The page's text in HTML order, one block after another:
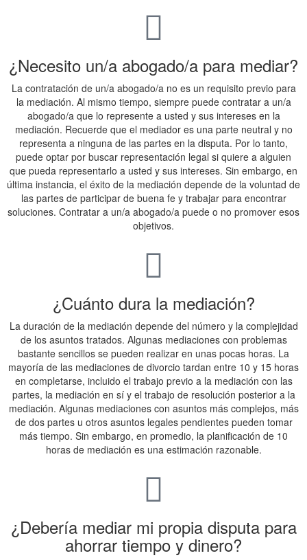
¿Necesito un/a abogado/a para mediar?
La contratación de un/a abogado/a no es un requisito previo para
la mediación. Al mismo tiempo, siempre puede contratar a un/a
abogado/a que lo represente a usted y sus intereses en la
mediación. Recuerde que el mediador es una parte neutral y no
representa a ninguna de las partes en la disputa. Por lo tanto,
puede optar por buscar representación legal si quiere a alguien
que pueda representarlo a usted y sus intereses. Sin embargo, en
última instancia, el éxito de la mediación depende de la voluntad de
las partes de participar de buena fe y trabajar para encontrar
soluciones. Contratar a un/a abogado/a puede o no promover esos
objetivos.
¿Cuánto dura la mediación?
La duración de la mediación depende del número y la complejidad
de los asuntos tratados. Algunas mediaciones con problemas
bastante sencillos se pueden realizar en unas pocas horas. La
mayoría de las mediaciones de divorcio tardan entre 10 y 15 horas
en completarse, incluido el trabajo previo a la mediación con las
partes, la mediación en sí y el trabajo de resolución posterior a la
mediación. Algunas mediaciones con asuntos más complejos, más
de dos partes u otros asuntos legales pendientes pueden tomar
más tiempo. Sin embargo, en promedio, la planificación de 10
horas de mediación es una estimación razonable.
¿Debería mediar mi propia disputa para
ahorrar tiempo y dinero?